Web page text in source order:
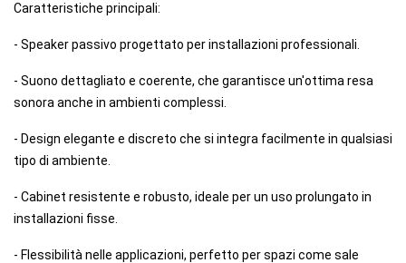
Caratteristiche principali:
- Speaker passivo progettato per installazioni professionali.
- Suono dettagliato e coerente, che garantisce un'ottima resa
sonora anche in ambienti complessi.
- Design elegante e discreto che si integra facilmente in qualsiasi
tipo di ambiente.
- Cabinet resistente e robusto, ideale per un uso prolungato in
installazioni fisse.
- Flessibilità nelle applicazioni, perfetto per spazi come sale